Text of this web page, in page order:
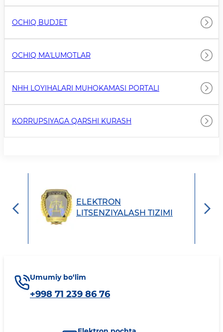
OCHIQ BUDJET
OCHIQ MAʼLUMOTLAR
NHH LOYIHALARI MUHOKAMASI PORTALI
KORRUPSIYAGA QARSHI KURASH
ELEKTRON
LITSENZIYALASH TIZIMI
Umumiy bo‘lim
+998 71 239 86 76